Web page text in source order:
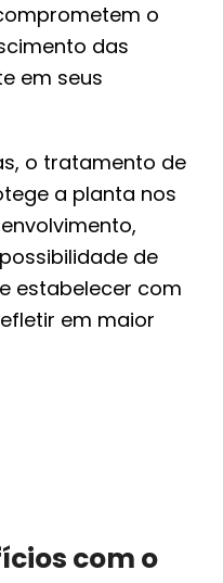
o
das
em seus
o tratamento de
a planta nos
de
estabelecer com
em maior
com o